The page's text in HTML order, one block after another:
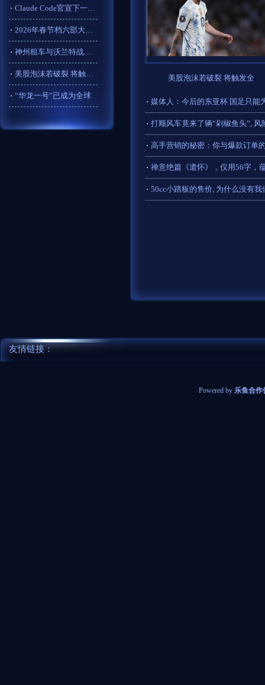
Claude Code官宣下一版大升级
2026年春节档六部大片定档
神州租车与沃兰特战略合
美股泡沫若破裂 将触发全
“华龙一号”已成为全球
美股泡沫若破裂 将触发全
媒体人：今后的东亚杯 国足只能
打顺风车竟来了辆“剁椒鱼头”,
高手营销的秘密：你与爆款订单
禅意绝篇《遣怀》，仅用56字，
50cc小踏板的售价, 为什么没有
友情链接：
Powered by 乐鱼合作